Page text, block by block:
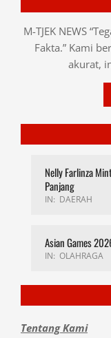
M-TJEK NEWS
Fakta.” Kami
akurat,
Nelly Farlinza
Panjang
IN: DAERAH
Asian Games
IN: OLAHRAGA
Tentang Kami